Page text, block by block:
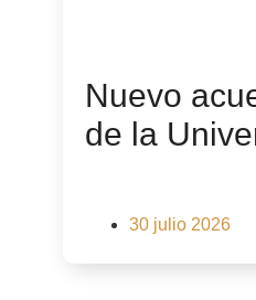
Nuevo
de la
30 julio 2026